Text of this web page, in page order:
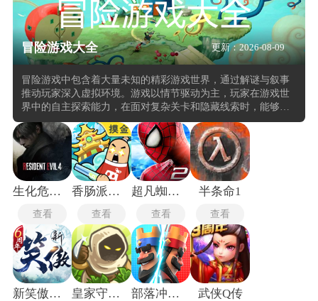
冒险游戏大全 更新：2026-08-09
冒险游戏中包含着大量未知的精彩游戏世界，通过解谜与叙事
推动玩家深入虚拟环境。游戏以情节驱动为主，玩家在游戏世
界中的自主探索能力，在面对复杂关卡和隐藏线索时，能够通
过观察、推理和逻辑判断来推进剧情发展。游戏机制往往围绕
着环境互动展开，玩家需要与场景中的物体、角色或机制进行
交互，解锁新的路径或揭示故事背景。这种设计增强沉浸感，
也使得每一次探索都充满不确定性与惊喜。
生化危机4终极
查看
香肠派对正式服
查看
超凡蜘蛛侠2免谷歌版
查看
半条命1
查看
新笑傲江湖 皇家守卫军2中文版 部落冲突皇室战争国际服 武侠Q传